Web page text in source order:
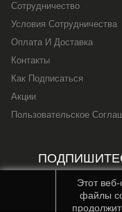
Сотрудничество
Условия Сотрудничества
Оплата И Доставка
Контакты
Как Подписаться
Акции
Пользовательское
Этот веб-
файлы